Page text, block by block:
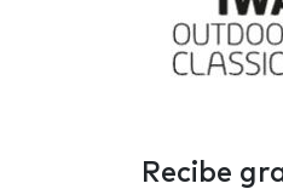
Recibe